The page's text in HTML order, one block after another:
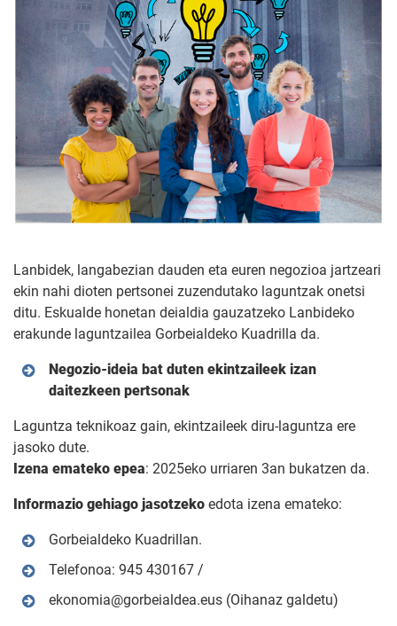
Lanbidek, langabezian dauden eta euren negozioa jartzeari
ekin nahi dioten pertsonei zuzendutako laguntzak onetsi
ditu. Eskualde honetan deialdia gauzatzeko Lanbideko
erakunde laguntzailea Gorbeialdeko Kuadrilla da.
Negozio-ideia bat duten ekintzaileek izan
daitezkeen pertsonak
Laguntza teknikoaz gain, ekintzaileek diru-laguntza ere
jasoko dute.
Izena emateko epea: 2025eko urriaren 3an bukatzen da.
Informazio gehiago jasotzeko edota izena emateko:
Gorbeialdeko Kuadrillan.
Telefonoa: 945 430167 /
ekonomia@gorbeialdea.eus (Oihanaz galdetu)